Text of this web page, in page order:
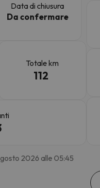
Data di chiusura
Da confermare
Totale km
112
2026 alle 05:45